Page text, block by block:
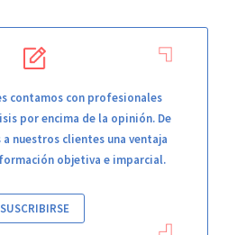
contamos con profesionales
por encima de la opinión. De
nuestros clientes una ventaja
objetiva e imparcial.
SUSCRIBIRSE